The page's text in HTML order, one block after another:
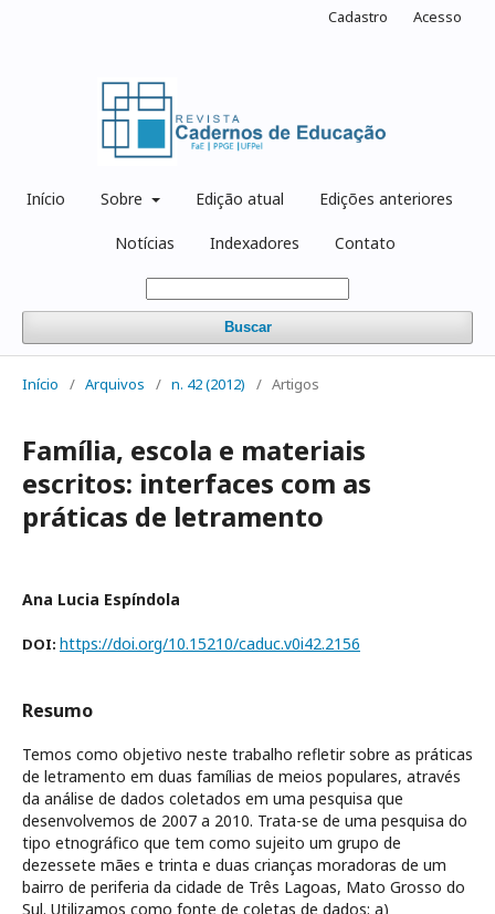
Início Sobre Edição atual Edições anteriores
Notícias Indexadores Contato
Buscar
Cadastro Acesso
Início / Arquivos / n. 42 (2012) / Artigos
Família, escola e materiais
escritos: interfaces com as
práticas de letramento
Ana Lucia Espíndola
DOI: https://doi.org/10.15210/caduc.v0i42.2156
Resumo
Temos como objetivo neste trabalho refletir sobre as práticas
de letramento em duas famílias de meios populares, através
da análise de dados coletados em uma pesquisa que
desenvolvemos de 2007 a 2010. Trata-se de uma pesquisa do
tipo etnográfico que tem como sujeito um grupo de
dezessete mães e trinta e duas crianças moradoras de um
bairro de periferia da cidade de Três Lagoas, Mato Grosso do
Sul. Utilizamos como fonte de coletas de dados: a)